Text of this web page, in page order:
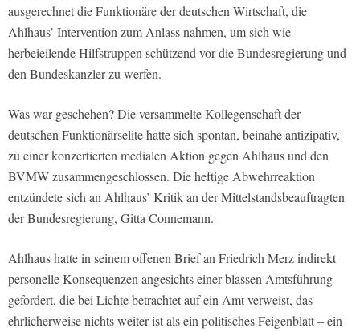
ausgerechnet die Funktionäre der deutschen Wirtschaft, die
Ahlhaus’ Intervention zum Anlass nahmen, um sich wie
herbeieilende Hilfstruppen schützend vor die Bundesregierung und
den Bundeskanzler zu werfen.
Was war geschehen? Die versammelte Kollegenschaft der
deutschen Funktionärselite hatte sich spontan, beinahe antizipativ,
zu einer konzertierten medialen Aktion gegen Ahlhaus und den
BVMW zusammengeschlossen. Die heftige Abwehrreaktion
entzündete sich an Ahlhaus’ Kritik an der Mittelstandsbeauftragten
der Bundesregierung, Gitta Connemann.
Ahlhaus hatte in seinem offenen Brief an Friedrich Merz indirekt
personelle Konsequenzen angesichts einer blassen Amtsführung
gefordert, die bei Lichte betrachtet auf ein Amt verweist, das
ehrlicherweise nichts weiter ist als ein politisches Feigenblatt – ein